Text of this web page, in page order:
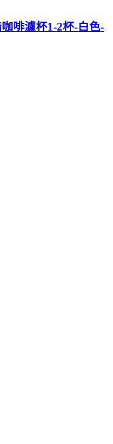
啡濾杯1-2杯-白色-